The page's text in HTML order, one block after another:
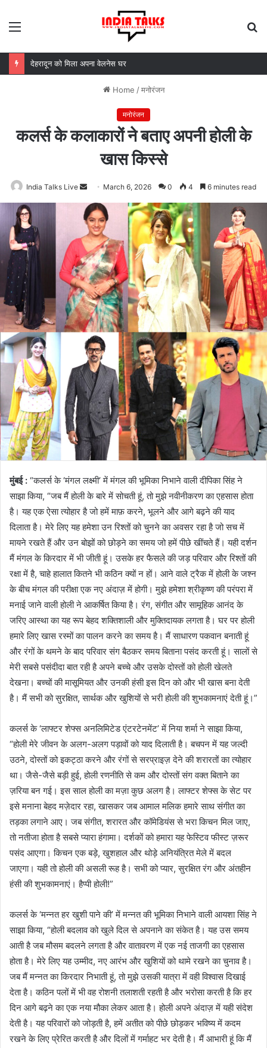
Home / मनोरंजन
मनोरंजन
कलर्स के कलाकारों ने बताए अपनी होली के
खास किस्से
India Talks Live
Send
an
email
March 6, 2026 0 4 6 minutes read
मुंबई : “कलर्स के ‘मंगल लक्ष्मी’ में मंगल की भूमिका निभाने वाली दीपिका सिंह ने
साझा किया, “जब मैं होली के बारे में सोचती हूं, तो मुझे नवीनीकरण का एहसास होता
है। यह एक ऐसा त्योहार है जो हमें माफ़ करने, भूलने और आगे बढ़ने की याद
दिलाता है। मेरे लिए यह हमेशा उन रिश्तों को चुनने का अवसर रहा है जो सच में
मायने रखते हैं और उन बोझों को छोड़ने का समय जो हमें पीछे खींचते हैं। यही दर्शन
मैं मंगल के किरदार में भी जीती हूं। उसके हर फैसले की जड़ परिवार और रिश्तों की
रक्षा में है, चाहे हालात कितने भी कठिन क्यों न हों। आने वाले ट्रैक में होली के जश्न
के बीच मंगल की परीक्षा एक नए अंदाज़ में होगी। मुझे हमेशा श्रीकृष्ण की परंपरा में
मनाई जाने वाली होली ने आकर्षित किया है। रंग, संगीत और सामूहिक आनंद के
जरिए आस्था का यह रूप बेहद शक्तिशाली और मुक्तिदायक लगता है। घर पर होली
हमारे लिए खास रस्मों का पालन करने का समय है। मैं साधारण पकवान बनाती हूं
और रंगों के थमने के बाद परिवार संग बैठकर समय बिताना पसंद करती हूं। सालों से
मेरी सबसे पसंदीदा बात रही है अपने बच्चे और उसके दोस्तों को होली खेलते
देखना। बच्चों की मासूमियत और उनकी हंसी इस दिन को और भी खास बना देती
है। मैं सभी को सुरक्षित, सार्थक और खुशियों से भरी होली की शुभकामनाएं देती हूं।”
कलर्स के ‘लाफ्टर शेफ्स अनलिमिटेड एंटरटेनमेंट’ में निया शर्मा ने साझा किया,
“होली मेरे जीवन के अलग-अलग पड़ावों को याद दिलाती है। बचपन में यह जल्दी
उठने, दोस्तों को इकट्ठा करने और रंगों से सरप्राइज़ देने की शरारतों का त्योहार
था। जैसे-जैसे बड़ी हुई, होली रणनीति से कम और दोस्तों संग वक्त बिताने का
ज़रिया बन गई। इस साल होली का मज़ा कुछ अलग है। लाफ्टर शेफ्स के सेट पर
इसे मनाना बेहद मज़ेदार रहा, खासकर जब आमाल मलिक हमारे साथ संगीत का
तड़का लगाने आए। जब संगीत, शरारत और कॉमेडियंस से भरा किचन मिल जाए,
तो नतीजा होता है सबसे प्यारा हंगामा। दर्शकों को हमारा यह फेस्टिव फीस्ट ज़रूर
पसंद आएगा। किचन एक बड़े, खुशहाल और थोड़े अनियंत्रित मेले में बदल
जाएगा। यही तो होली की असली रूह है। सभी को प्यार, सुरक्षित रंग और अंतहीन
हंसी की शुभकामनाएं। हैप्पी होली!”
कलर्स के ‘मन्नत हर खुशी पाने की’ में मन्नत की भूमिका निभाने वाली आयशा सिंह ने
साझा किया, “होली बदलाव को खुले दिल से अपनाने का संकेत है। यह उस समय
आती है जब मौसम बदलने लगता है और वातावरण में एक नई ताजगी का एहसास
होता है। मेरे लिए यह उम्मीद, नए आरंभ और खुशियों को थामे रखने का चुनाव है।
जब मैं मन्नत का किरदार निभाती हूं, तो मुझे उसकी यात्रा में वही विश्वास दिखाई
देता है। कठिन पलों में भी वह रोशनी तलाशती रहती है और भरोसा करती है कि हर
दिन आगे बढ़ने का एक नया मौका लेकर आता है। होली अपने अंदाज़ में यही संदेश
देती है। यह परिवारों को जोड़ती है, हमें अतीत को पीछे छोड़कर भविष्य में कदम
रखने के लिए प्रेरित करती है और दिलों में गर्माहट भर देती है। मैं आभारी हूं कि मैं